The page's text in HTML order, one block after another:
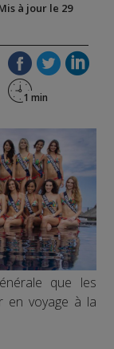
à jour le 29
que les
en voyage à la